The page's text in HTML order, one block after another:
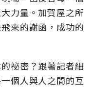
力量。 加賀屋之所
來的謝函，成功的
祕密？跟著記者細
個人與人之間的互